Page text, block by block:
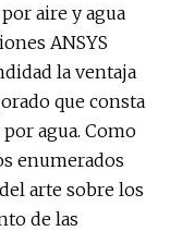
aire y agua
ANSYS
la ventaja
que consta
agua. Como
enumerados
arte sobre los
de las